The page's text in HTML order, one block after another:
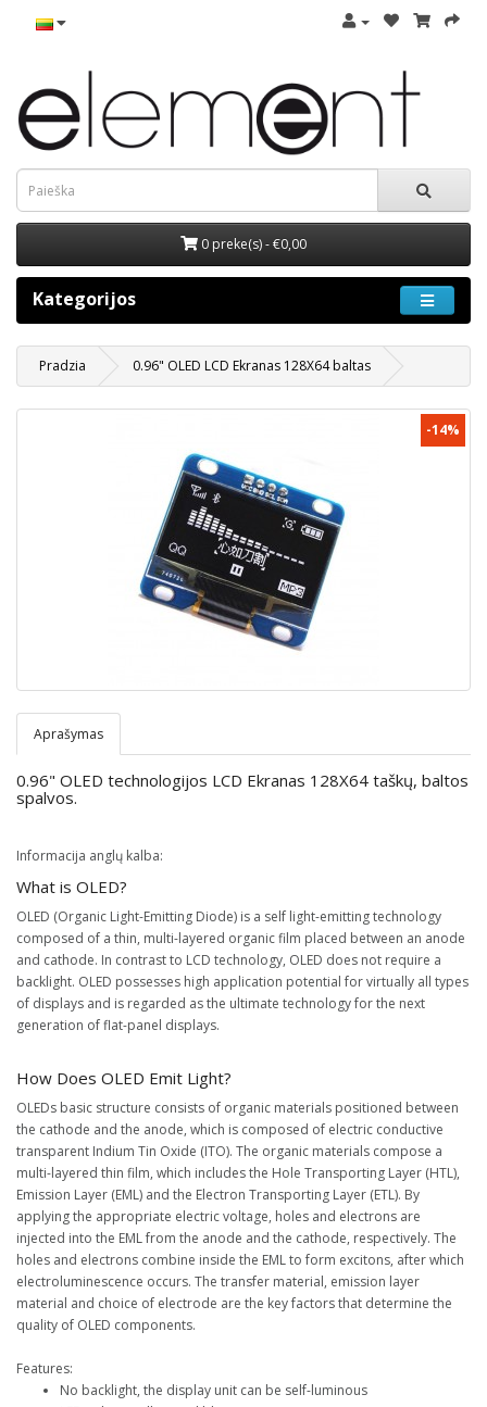
0 preke(s) - €0,00
Kategorijos
Pradzia 0.96" OLED LCD Ekranas 128X64 baltas
-14%
Aprašymas
0.96" OLED technologijos LCD Ekranas 128X64 taškų, baltos
spalvos.
Informacija anglų kalba:
What is OLED?
OLED (Organic Light-Emitting Diode) is a self light-emitting technology
composed of a thin, multi-layered organic film placed between an anode
and cathode. In contrast to LCD technology, OLED does not require a
backlight. OLED possesses high application potential for virtually all types
of displays and is regarded as the ultimate technology for the next
generation of flat-panel displays.
How Does OLED Emit Light?
OLEDs basic structure consists of organic materials positioned between
the cathode and the anode, which is composed of electric conductive
transparent Indium Tin Oxide (ITO). The organic materials compose a
multi-layered thin film, which includes the Hole Transporting Layer (HTL),
Emission Layer (EML) and the Electron Transporting Layer (ETL). By
applying the appropriate electric voltage, holes and electrons are
injected into the EML from the anode and the cathode, respectively. The
holes and electrons combine inside the EML to form excitons, after which
electroluminescence occurs. The transfer material, emission layer
material and choice of electrode are the key factors that determine the
quality of OLED components.
Features:
No backlight, the display unit can be self-luminous